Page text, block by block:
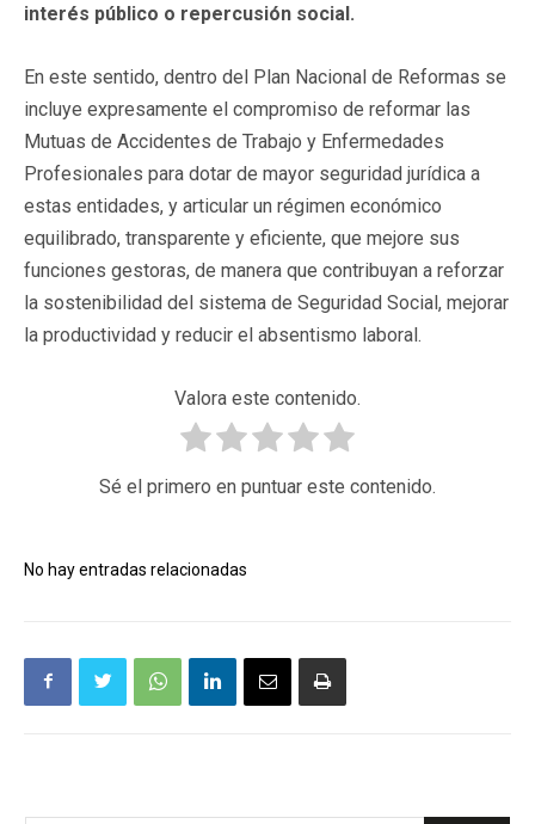
interés público o repercusión social.
En este sentido, dentro del Plan Nacional de Reformas se
incluye expresamente el compromiso de reformar las
Mutuas de Accidentes de Trabajo y Enfermedades
Profesionales para dotar de mayor seguridad jurídica a
estas entidades, y articular un régimen económico
equilibrado, transparente y eficiente, que mejore sus
funciones gestoras, de manera que contribuyan a reforzar
la sostenibilidad del sistema de Seguridad Social, mejorar
la productividad y reducir el absentismo laboral.
Valora este contenido.
Sé el primero en puntuar este contenido.
No hay entradas relacionadas